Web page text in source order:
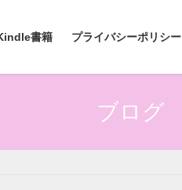
書籍 プライバシーポリシー
ブログ